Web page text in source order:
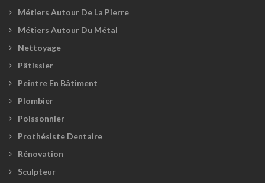
Métiers Autour De La Pierre
Métiers Autour Du Métal
Nettoyage
Pâtissier
Peintre En Bâtiment
Plombier
Poissonnier
Prothésiste Dentaire
Rénovation
Sculpteur